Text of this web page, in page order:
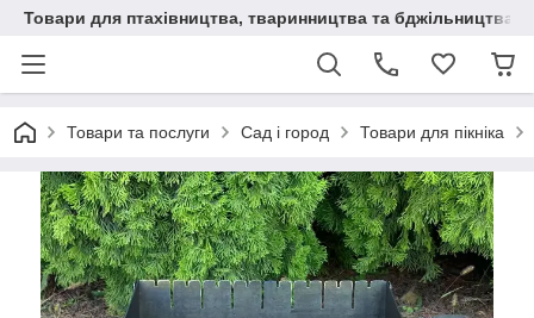
Товари для птахівництва, тваринництва та бджільництва
Товари та послуги Сад і город Товари для пікніка